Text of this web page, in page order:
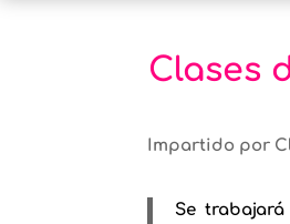
Clases
Impartido por
Se